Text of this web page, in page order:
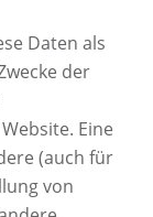
Daten als
der
Eine
(auch für
von